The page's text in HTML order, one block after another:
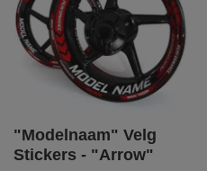
"Modelnaam" Velg
Stickers - "Arrow"